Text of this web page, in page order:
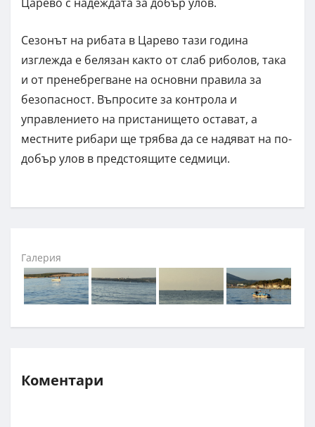
Сезонът на рибата в Царево тази година
изглежда е белязан както от слаб риболов, така
и от пренебрегване на основни правила за
безопасност. Въпросите за контрола и
управлението на пристанището остават, а
местните рибари ще трябва да се надяват на по-
добър улов в предстоящите седмици.
Галерия
Коментари